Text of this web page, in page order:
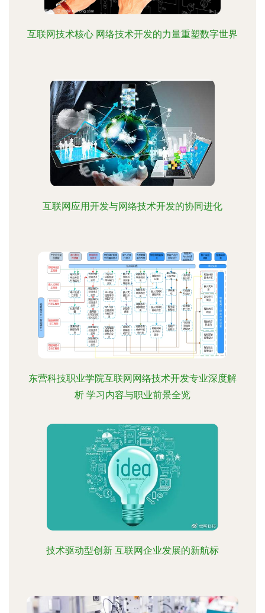
互联网技术核心 网络技术开发的力量重塑数字世界
互联网应用开发与网络技术开发的协同进化
东营科技职业学院互联网网络技术开发专业深度解
析 学习内容与职业前景全览
技术驱动型创新 互联网企业发展的新航标